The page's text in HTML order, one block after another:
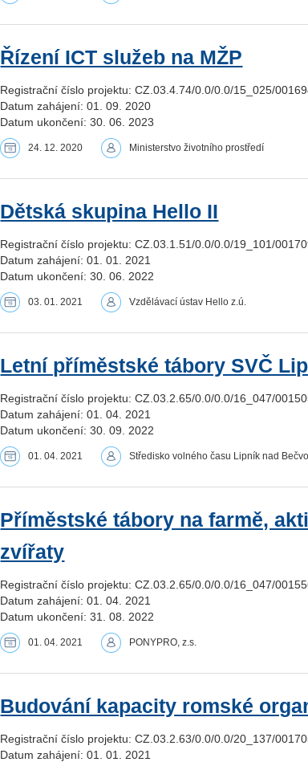
Řízení ICT služeb na MŽP
Registrační číslo projektu: CZ.03.4.74/0.0/0.0/15_025/
Datum zahájení: 01. 09. 2020
Datum ukončení: 30. 06. 2023
24. 12. 2020 Ministerstvo životního prostředí
Dětská skupina Hello II
Registrační číslo projektu: CZ.03.1.51/0.0/0.0/19_101/
Datum zahájení: 01. 01. 2021
Datum ukončení: 30. 06. 2022
03. 01. 2021 Vzdělávací ústav Hello z.ú.
Letní příměstské tábory SVČ
Registrační číslo projektu: CZ.03.2.65/0.0/0.0/16_047/
Datum zahájení: 01. 04. 2021
Datum ukončení: 30. 09. 2022
01. 04. 2021 Středisko volného času Lipník nad
Příměstské tábory na farmě,
zvířaty
Registrační číslo projektu: CZ.03.2.65/0.0/0.0/16_047/
Datum zahájení: 01. 04. 2021
Datum ukončení: 31. 08. 2022
01. 04. 2021 PONYPRO, z.s.
Budování kapacity romské
Registrační číslo projektu: CZ.03.2.63/0.0/0.0/20_137/
Datum zahájení: 01. 01. 2021